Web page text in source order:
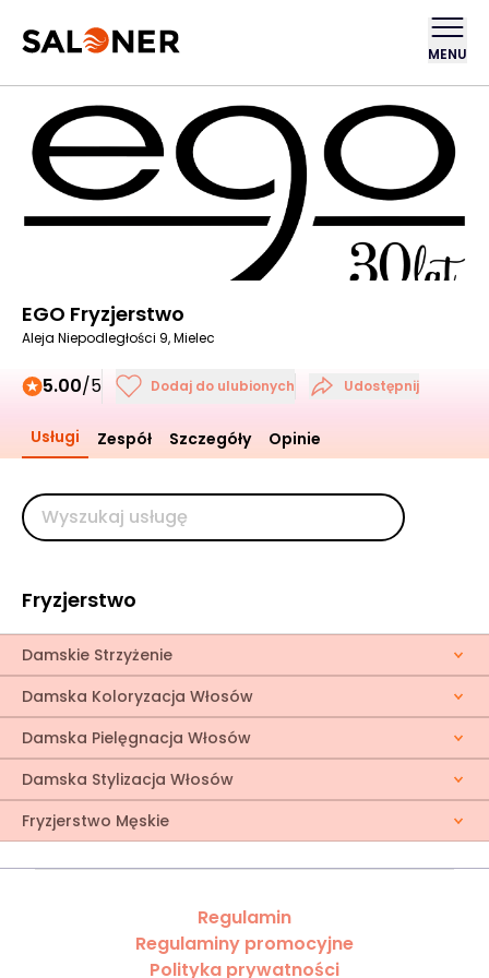
MENU
EGO Fryzjerstwo
Aleja Niepodległości 9, Mielec
5.00/5 Dodaj do ulubionych Udostępnij
Usługi Zespół Szczegóły Opinie
Fryzjerstwo
Damskie Strzyżenie
Damska Koloryzacja Włosów
Damska Pielęgnacja Włosów
Damska Stylizacja Włosów
Fryzjerstwo Męskie
Regulamin
Regulaminy promocyjne
Polityka prywatności